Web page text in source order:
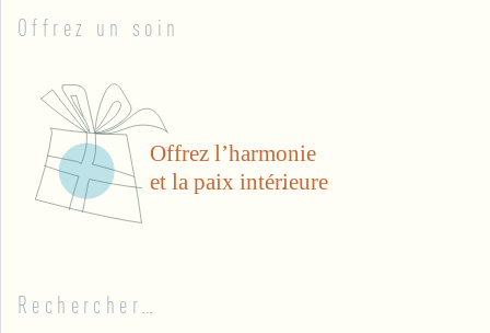
Offrez un soin
Rechercher…